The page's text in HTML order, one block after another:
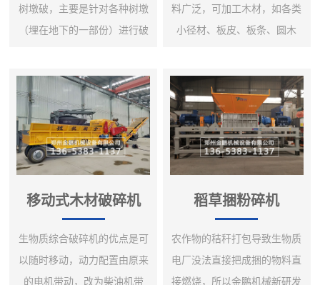
树墩破，主要是针对各种树墩
（埋在地下的一部份）进行破
较大、文理交叉复杂、体积
重、难以搬动、难破碎等特
性，研发生产的又一种新型专
业破碎设备。由于设计简单合
理、耐用、生产效率高，经推
广后效果良好。整套设备由电
动机带动，噪音小，工作稳
定，产量高，成品质量好，加
工成本低，是生物质发电厂和
料广泛，可加工木材，如各类
小径材、板皮、板条、圆木
柴、芦苇等，适用范围广泛。
本机采用链板式智能进料，可
根据主电机负荷自动调节进料
速度。使机器满负荷运转避免
空载运行，使进料更加顺畅，
大幅度提高生产能力，是生物
质发电厂的理想设备。生物质
综合木材破碎机设备采用抓机
喂料，可以打模板、秸秆、树
移动式木材破碎机
生物质综合破碎机的优点是可
以随时移动，动力配置由原来
的电机带动，改为柴油机带
稻草捆粉碎机
农作物的秸秆打包导致生物质
电厂没法直接把成捆的物料直
接燃烧，所以金鹏机械新研发